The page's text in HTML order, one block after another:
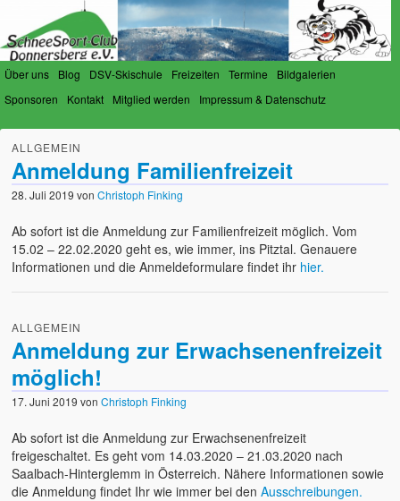
Über uns Blog DSV-Skischule Freizeiten Termine
Bildgalerien
Sponsoren
Kontakt Mitglied werden Impressum & Datenschutz
SchneeSport-Club Donnersberg
e.V.
ALLGEMEIN
Anmeldung Familienfreizeit
28. Juli 2019 vonChristoph Finking
Ab sofort ist die Anmeldung zur Familienfreizeit möglich. Vom
15.02 – 22.02.2020 geht es, wie immer, ins Pitztal. Genauere
Informationen und die Anmeldeformulare findet ihr hier.
ALLGEMEIN
Anmeldung zur Erwachsenenfreizeit
möglich!
17. Juni 2019 vonChristoph Finking
Ab sofort ist die Anmeldung zur Erwachsenenfreizeit
freigeschaltet. Es geht vom 14.03.2020 – 21.03.2020 nach
Saalbach-Hinterglemm in Österreich. Nähere Informationen sowie
die Anmeldung findet Ihr wie immer bei denAusschreibungen.